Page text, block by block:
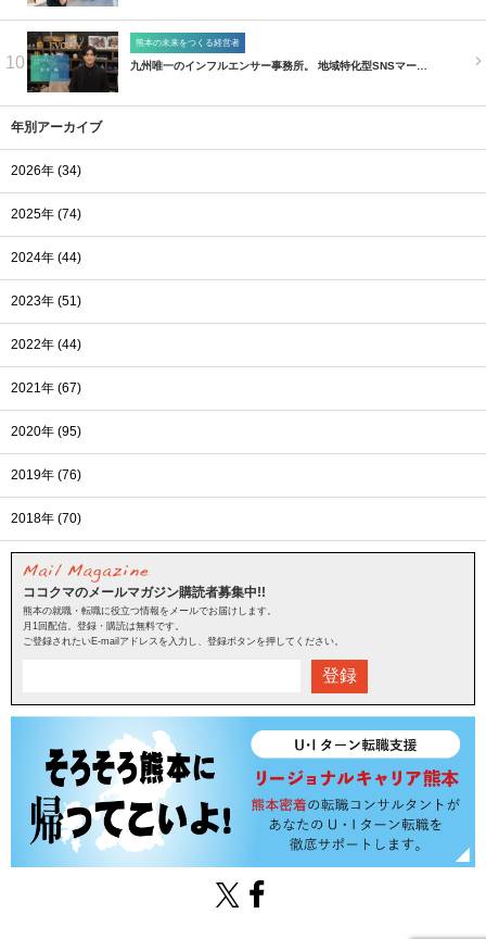
10
熊本の未来をつくる経営者
九州唯一のインフルエンサー事務所。 地域特化型SNSマー…
年別アーカイブ
2026年 (34)
2025年 (74)
2024年 (44)
2023年 (51)
2022年 (44)
2021年 (67)
2020年 (95)
2019年 (76)
2018年 (70)
ココクマのメールマガジン購読者募集中!!
熊本の就職・転職に役立つ情報をメールでお届けします。
月1回配信。登録・購読は無料です。
ご登録されたいE-mailアドレスを入力し、登録ボタンを押してください。
登録